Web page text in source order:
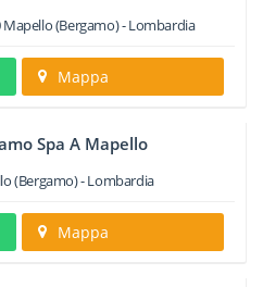
Mapello(Bergamo) -Lombardia
Mappa
Spa A Mapello
(Bergamo) -Lombardia
Mappa